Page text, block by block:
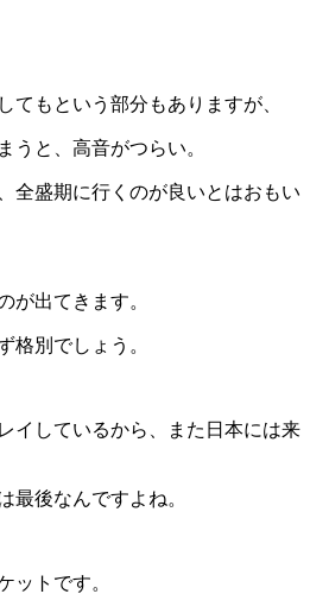
てもという部分もありますが、
うと、高音がつらい。
全盛期に行くのが良いとはおもい
が出てきます。
格別でしょう。
イしているから、また日本には来
最後なんですよね。
ットです。